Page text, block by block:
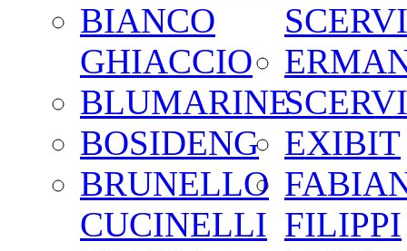
BIANCO
GHIACCIO
BLUMARINE
BOSIDENG
BRUNELLO
CUCINELLI
EXIBIT
FILIPPI